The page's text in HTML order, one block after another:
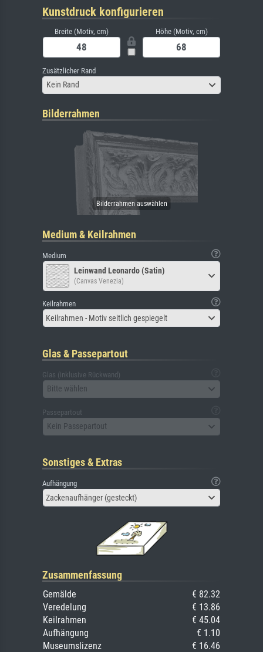
Kunstdruck konfigurieren
Breite (Motiv, cm) Höhe (Motiv, cm)
Zusätzlicher Rand
Kein Rand
Bilderrahmen
Medium & Keilrahmen
Medium
Leinwand Leonardo (Satin)
(Canvas Venezia)
Keilrahmen
Keilrahmen - Motiv seitlich gespiegelt
Glas & Passepartout
Glas (inklusive Rückwand)
Bitte wählen
Passepartout
Kein Passepartout
Sonstiges & Extras
Aufhängung
Zackenaufhänger (gesteckt)
Zusammenfassung
Gemälde
€ 82.32
Veredelung
€ 13.86
Keilrahmen
€ 45.04
Aufhängung
€ 1.10
Museumslizenz
€ 16.46